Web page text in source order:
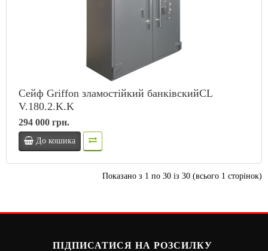
Сейф Griffon зламостійкий банківскийCL
V.180.2.K.K
294 000 грн.
До кошика
Показано з 1 по 30 із 30 (всього 1 сторінок)
ПІДПИСАТИСЯ НА РОЗСИЛКУ